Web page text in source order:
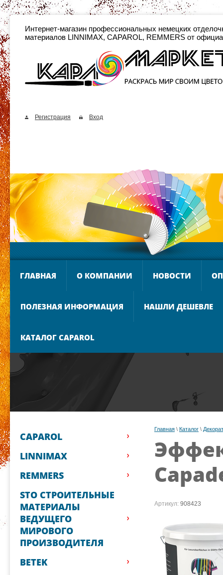
Интернет-магазин профессиональных
материалов LINNIMAX, CAPAROL, REMMERS от
Регистрация Вход
ГЛАВНАЯ О КОМПАНИИ НОВОСТИ
ПОЛЕЗНАЯ ИНФОРМАЦИЯ НАШЛИ ДЕШЕВЛЕ
КАТАЛОГ CAPAROL
CAPAROL
LINNIMAX
REMMERS
STO СТРОИТЕЛЬНЫЕ
МАТЕРИАЛЫ
ВЕДУЩЕГО
МИРОВОГО
ПРОИЗВОДИТЕЛЯ
BETEK
Главная \ Каталог \
Артикул: 908423